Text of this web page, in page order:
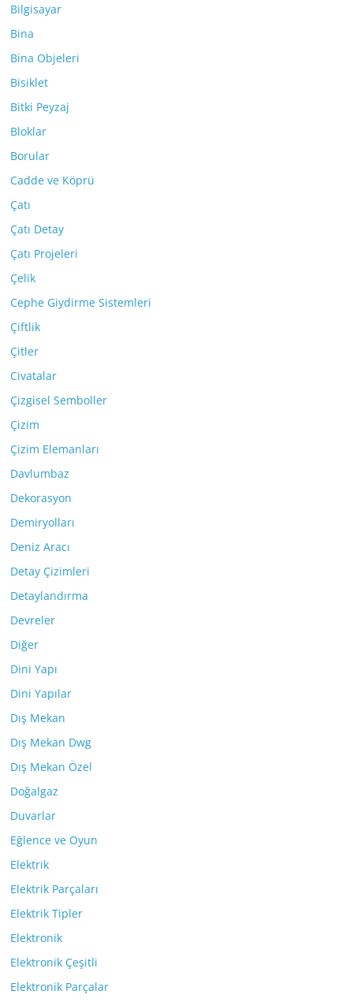
Bilgisayar
Bina
Bina Objeleri
Bisiklet
Bitki Peyzaj
Bloklar
Borular
Cadde ve Köprü
Çatı
Çatı Detay
Çatı Projeleri
Çelik
Cephe Giydirme Sistemleri
Çiftlik
Çitler
Civatalar
Çizgisel Semboller
Çizim
Çizim Elemanları
Davlumbaz
Dekorasyon
Demiryolları
Deniz Aracı
Detay Çizimleri
Detaylandırma
Devreler
Diğer
Dini Yapı
Dini Yapılar
Dış Mekan
Dış Mekan Dwg
Dış Mekan Özel
Doğalgaz
Duvarlar
Eğlence ve Oyun
Elektrik
Elektrik Parçaları
Elektrik Tipler
Elektronik
Elektronik Çeşitli
Elektronik Parçalar